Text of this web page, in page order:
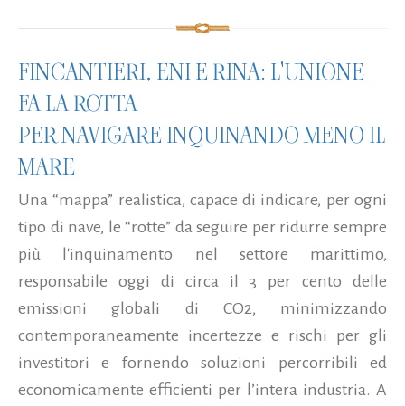
FINCANTIERI, ENI E RINA: L'UNIONE
FA LA ROTTA
PER NAVIGARE INQUINANDO MENO IL
MARE
Una “mappa” realistica, capace di indicare, per ogni
tipo di nave, le “rotte” da seguire per ridurre sempre
più l'inquinamento nel settore marittimo,
responsabile oggi di circa il 3 per cento delle
emissioni globali di CO2, minimizzando
contemporaneamente incertezze e rischi per gli
investitori e fornendo soluzioni percorribili ed
economicamente efficienti per l’intera industria. A